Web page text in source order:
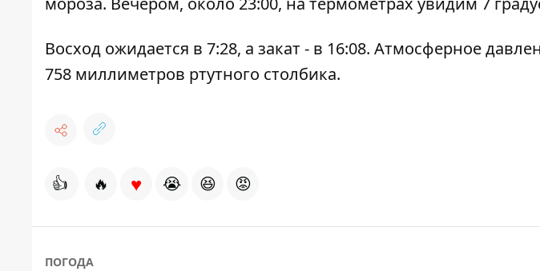
Восход ожидается в 7:28, а закат - в 16:08. Атмосферное
758 миллиметров ртутного столбика.
👍 🔥 ♥ 😭 😆 😡
ПОГОДА